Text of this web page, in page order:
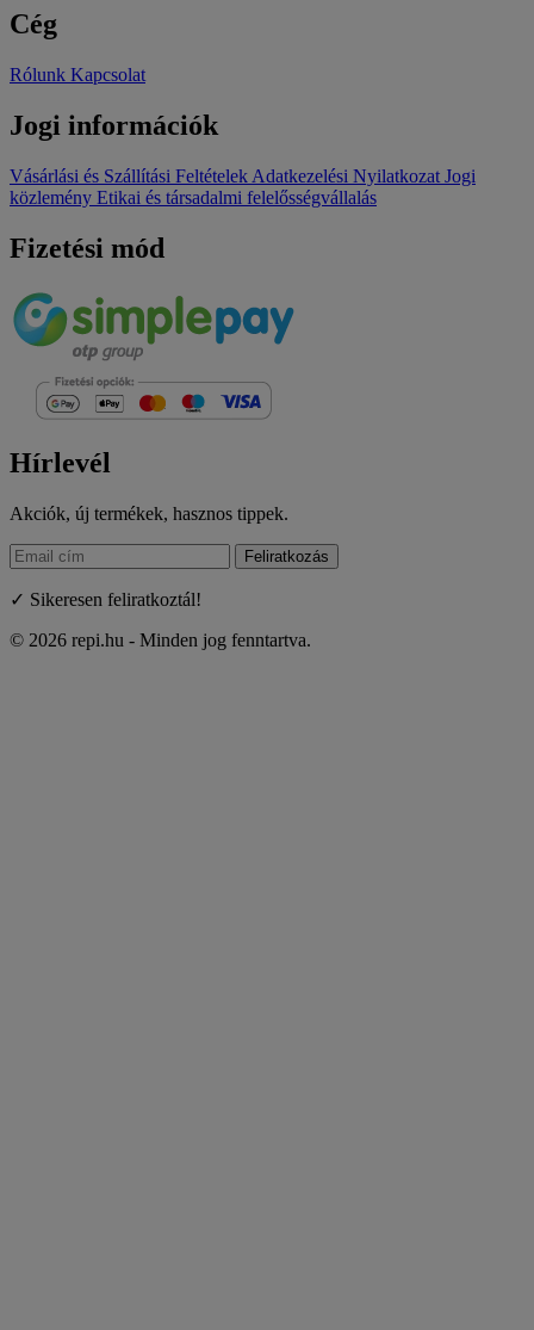
Cég
Rólunk Kapcsolat
Jogi információk
Vásárlási és Szállítási Feltételek Adatkezelési Nyilatkozat Jogi
közlemény Etikai és társadalmi felelősségvállalás
Fizetési mód
Hírlevél
Akciók, új termékek, hasznos tippek.
Feliratkozás
✓ Sikeresen feliratkoztál!
© 2026 repi.hu - Minden jog fenntartva.